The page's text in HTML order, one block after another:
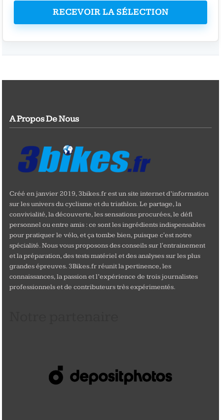
RECEVOIR LA SÉLECTION
A Propos De Nous
Créé en janvier 2019, 3bikes.fr est un site internet d’information
sur les univers du cyclisme et du triathlon. Le partage, la
convivialité, la découverte, les sensations procurées, le défi
personnel ou entre amis : ce sont les ingrédients indispensables
pour pratiquer le vélo, et ça tombe bien, puisque c'est notre
spécialité. Nous vous proposons des conseils sur l'entrainement
et la préparation, des tests matériel et des analyses sur les plus
grandes épreuves. 3Bikes.fr réunit la pertinence, les
connaissances, la passion et l’expérience de trois journalistes
professionnels et de contributeurs très expérimentés.